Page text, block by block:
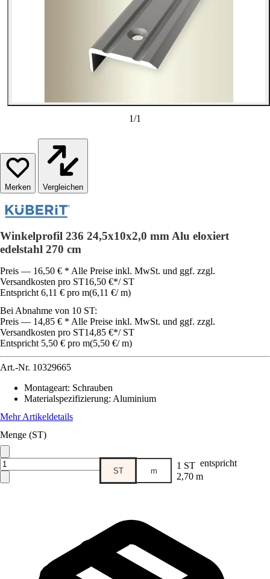
1/1
Vergleichen
Winkelprofil 236 24,5x10x2,0 mm Alu eloxiert
edelstahl 270 cm
Preis — 16,50 € * Alle Preise inkl. MwSt. und ggf. zzgl.
Versandkosten pro ST16,50 €*/ ST
Entspricht 6,11 € pro m(6,11 €/ m)
Bei Abnahme von 10 ST:
Preis — 14,85 € * Alle Preise inkl. MwSt. und ggf. zzgl.
Versandkosten pro ST14,85 €*/ ST
Entspricht 5,50 € pro m(5,50 €/ m)
Art.-Nr. 10329665
Montageart: Schrauben
Materialspezifizierung: Aluminium
Mehr Artikeldetails
Menge (ST)
ST m 1 ST entspricht
2,70 m